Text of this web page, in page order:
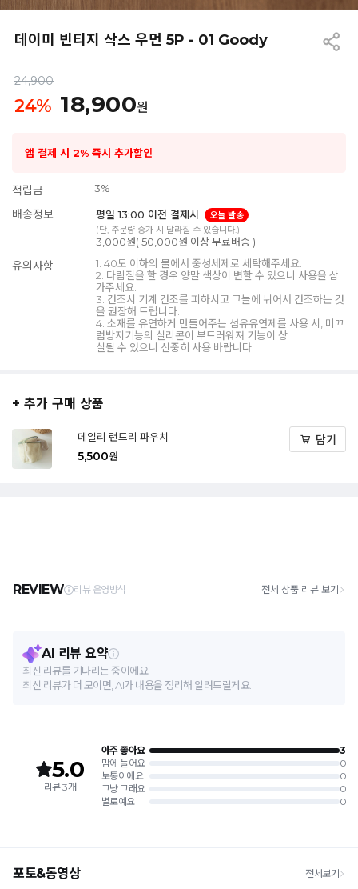
데이미 빈티지 삭스 우먼 5P - 01 Goody
24,900
24% 18,900원
앱 결제 시 2% 즉시 추가할인
적립금 3%
배송정보 평일 13:00 이전 결제시
오늘 발송
(단, 주문량 증가 시 달라질 수 있습니다.)
3,000원( 50,000원 이상 무료배송 )
유의사항
1. 40도 이하의 물에서 중성세제로 세탁해주세요.
2. 다림질을 할 경우 양말 색상이 변할 수 있으니 사용을 삼
가주세요.
3. 건조시 기계 건조를 피하시고 그늘에 뉘어서 건조하는 것
을 권장해 드립니다.
4. 소재를 유연하게 만들어주는 섬유유연제를 사용 시, 미끄
럼방지기능의 실리콘이 부드러워져 기능이 상
실될 수 있으니 신중히 사용 바랍니다.
+ 추가 구매 상품
데일리 런드리 파우치
5,500원
담기